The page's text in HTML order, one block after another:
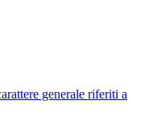
generale riferiti a